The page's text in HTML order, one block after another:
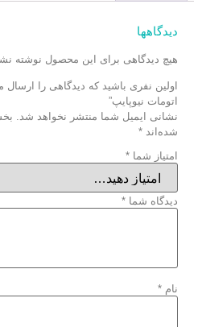
دیدگاهها
هیچ دیدگاهی برای این محصول نوشته
اولین نفری باشید که دیدگاهی را
اتومات نیوپایپ”
نشانی ایمیل شما منتشر نخواهد شد.
شده‌اند *
امتیاز شما *
دیدگاه شما *
نام *